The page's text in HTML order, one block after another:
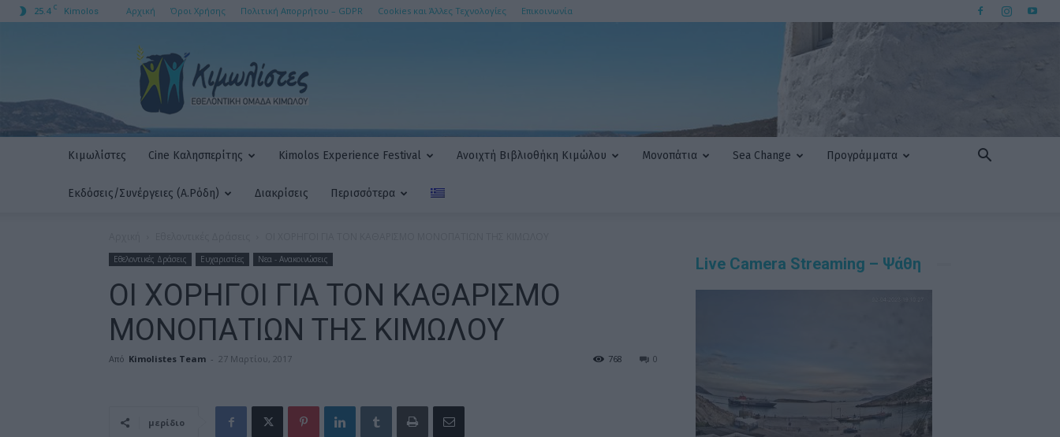
25.4 C Kimolos Αρχική Όροι Χρήσης Πολιτική Απορρήτου – GDPR Cookies και Άλλες Τεχνολογίες Επικοινωνία
AMKE
Κιμωλίστες Cine Καλησπερίτης Kimolos Experience Festival Ανοιχτή Βιβλιοθήκη Κιμώλου Μονοπάτια Sea Change Προγράμματα
Εκδόσεις/Συνέργειες (Α.Ρόδη) Διακρίσεις Περισσότερα
Εθελοντικές Δράσεις Ευχαριστίες Νεα - Ανακοινώσεις
OΙ ΧΟΡΗΓΟΙ ΓΙΑ ΤΟΝ ΚΑΘΑΡΙΣΜΟ
ΜΟΝΟΠΑΤΙΩΝ ΤΗΣ ΚΙΜΩΛΟΥ
Από Kimolistes Team - 27 Μαρτίου, 2017 0
768
μερίδιο
Live Camera Streaming – Ψάθη